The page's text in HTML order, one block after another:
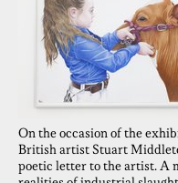
On the occasion of the
British artist Stuart
poetic letter to the artist. A